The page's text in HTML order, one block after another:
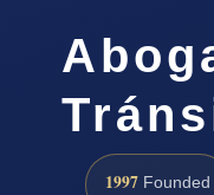
1997 Founded